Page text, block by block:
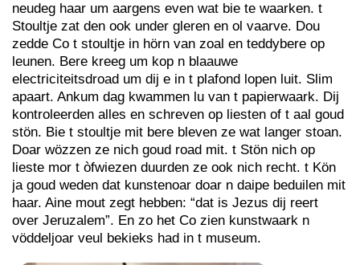
neudeg haar um aargens even wat bie te waarken. t
Stoultje zat den ook under gleren en ol vaarve. Dou
zedde Co t stoultje in hörn van zoal en teddybere op
leunen. Bere kreeg um kop n blaauwe
electriciteitsdroad um dij e in t plafond lopen luit. Slim
apaart. Ankum dag kwammen lu van t papierwaark. Dij
kontroleerden alles en schreven op liesten of t aal goud
stön. Bie t stoultje mit bere bleven ze wat langer stoan.
Doar wözzen ze nich goud road mit. t Stön nich op
lieste mor t òfwiezen duurden ze ook nich recht. t Kön
ja goud weden dat kunstenoar doar n daipe beduilen mit
haar. Aine mout zegt hebben: “dat is Jezus dij reert
over Jeruzalem”. En zo het Co zien kunstwaark n
vöddeljoar veul bekieks had in t museum.